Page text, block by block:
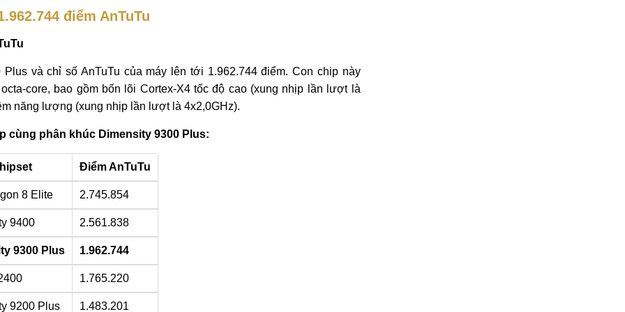
điểm AnTuTu
và chỉ số AnTuTu của máy lên tới 1.962.744 điểm. Con chip này
core, bao gồm bốn lõi Cortex-X4 tốc độ cao (xung nhịp lần lượt là
năng lượng (xung nhịp lần lượt là 4x2,0GHz).
cùng phân khúc Dimensity 9300 Plus:
Điểm AnTuTu
8 Elite 2.745.854
9400 2.561.838
9300 Plus 1.962.744
1.765.220
9200 Plus 1.483.201